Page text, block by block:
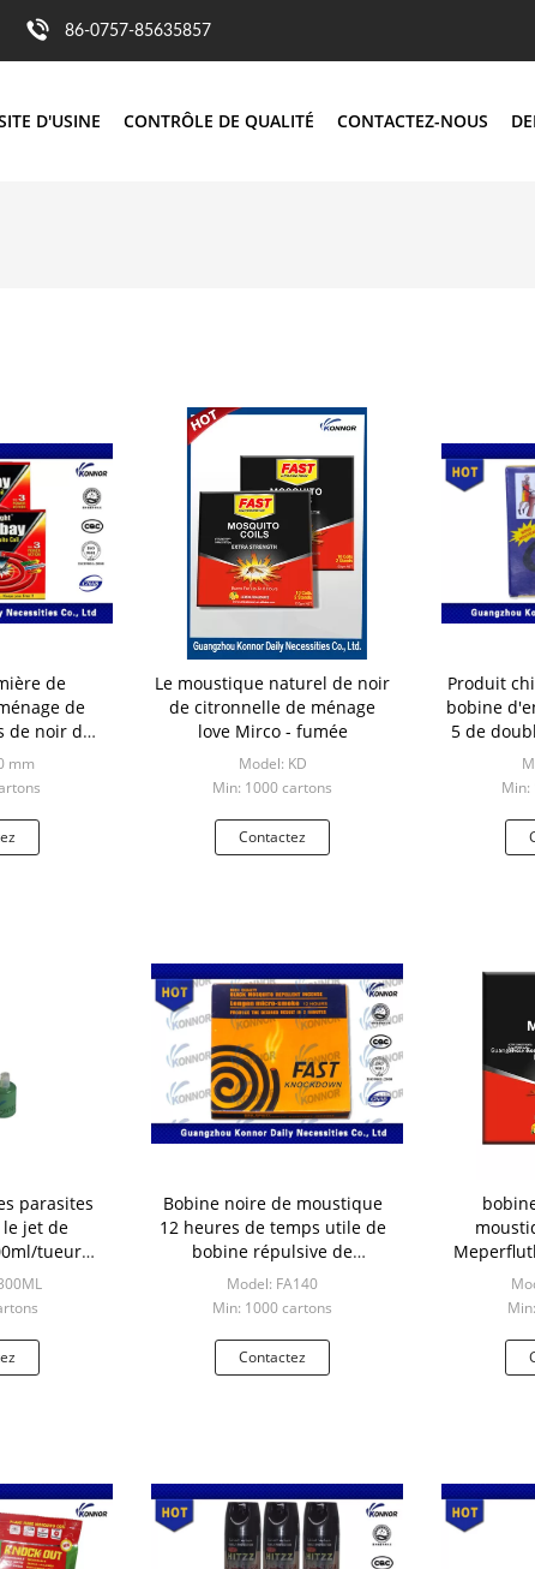
86-0757-85635857
D'USINE CONTRÔLE DE QUALITÉ CONTACTEZ-NOUS
de
de
de noir de
de
mm
Le moustique naturel de noir
de citronnelle de ménage
love Mirco - fumée
Model: KD
Min: 1000 cartons
Contactez
Produit
bobine
5 de
Min:
parasites
jet de
tueur
Bobine noire de moustique
12 heures de temps utile de
bobine répulsive de
moustique
Model: FA140
Min: 1000 cartons
Contactez
avec la